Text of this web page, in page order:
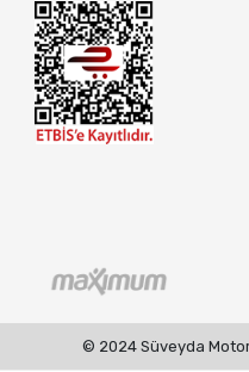
© 2024 Süveyda Motor